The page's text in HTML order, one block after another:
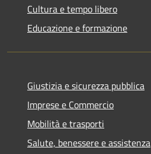
Cultura e tempo libero
Educazione e formazione
Giustizia e sicurezza pubblica
Imprese e Commercio
Mobilità e trasporti
Salute, benessere e assistenza